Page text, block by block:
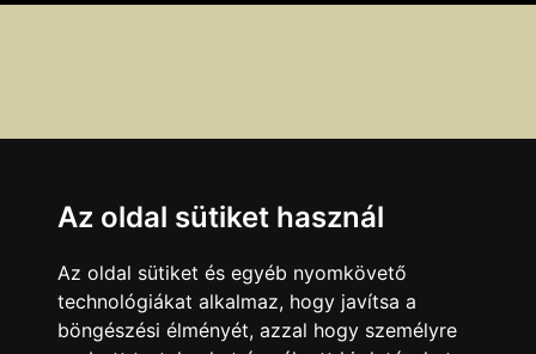
Az oldal sütiket használ
Az oldal sütiket és egyéb nyomkövető
technológiákat alkalmaz, hogy javítsa a
böngészési élményét, azzal hogy személyre